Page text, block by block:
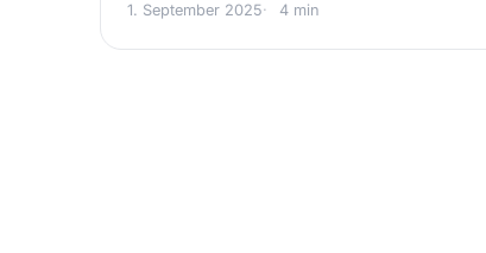
1. September 2025 4 min